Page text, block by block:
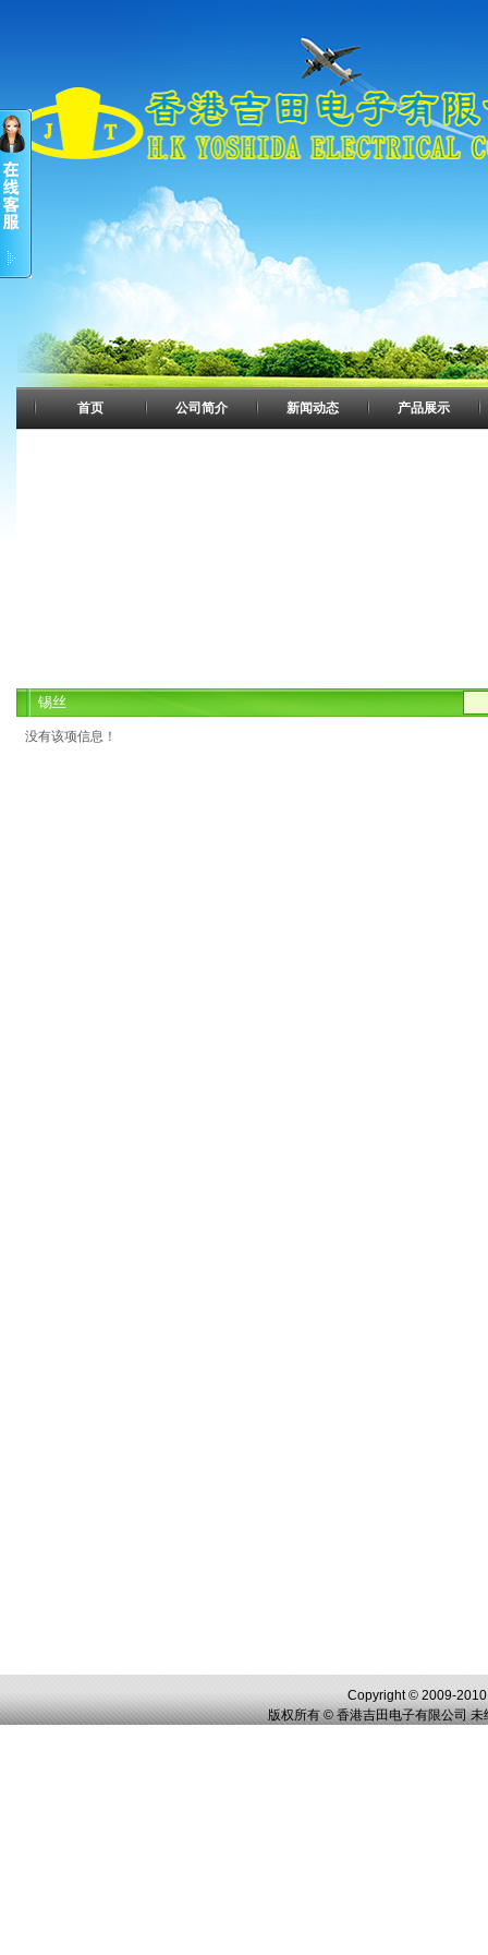
首页 公司简介 新闻动态 产品展示
锡丝
没有该项信息！
Copyright © 2009-
版权所有 © 香港吉田电子有限公司